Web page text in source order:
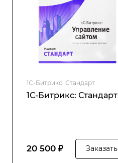
1С-Битрикс: Стандарт
1С-Битрикс: Стандарт
20 500 ₽ Заказать